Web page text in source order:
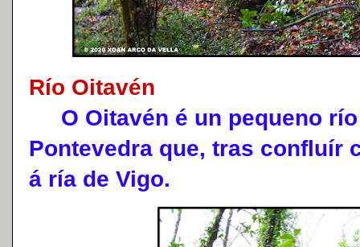
Río Oitavén
O Oitavén é un pequeno
Pontevedra que, tras confluír
á ría de Vigo.